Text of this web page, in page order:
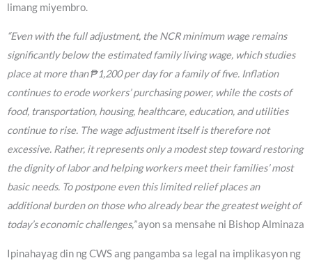
limang miyembro.
“Even with the full adjustment, the NCR minimum wage remains
significantly below the estimated family living wage, which studies
place at more than ₱1,200 per day for a family of five. Inflation
continues to erode workers’ purchasing power, while the costs of
food, transportation, housing, healthcare, education, and utilities
continue to rise. The wage adjustment itself is therefore not
excessive. Rather, it represents only a modest step toward restoring
the dignity of labor and helping workers meet their families’ most
basic needs. To postpone even this limited relief places an
additional burden on those who already bear the greatest weight of
today’s economic challenges,”ayon sa mensahe ni Bishop Alminaza
Ipinahayag din ng CWS ang pangamba sa legal na implikasyon ng